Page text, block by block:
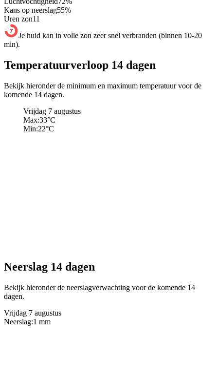
Kans op neerslag55%
Uren zon11
Je huid kan in volle zon zeer snel verbranden (binnen 10-20
min).
Temperatuurverloop 14 dagen
Bekijk hieronder de minimum en maximum temperatuur voor de
komende 14 dagen.
Vrijdag 7 augustus
Max:33°C
Min:22°C
Neerslag 14 dagen
Bekijk hieronder de neerslagverwachting voor de komende 14
dagen.
Vrijdag 7 augustus
Neerslag:1 mm